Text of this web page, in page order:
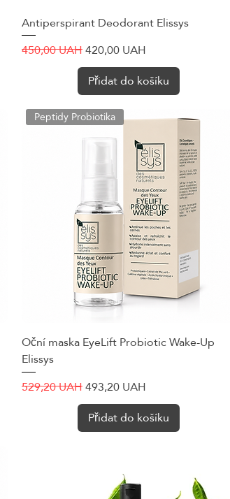
Rychlý náhled
Antiperspirant Deodorant Elissys
Běžná cena
450,00 UAHZvýhodněná cena
420,00 UAH
Přidat do košíku
Rychlý náhled
Peptidy Probiotika
Oční maska EyeLift Probiotic Wake-Up
Elissys
Běžná cena
529,20 UAHZvýhodněná cena
493,20 UAH
Přidat do košíku